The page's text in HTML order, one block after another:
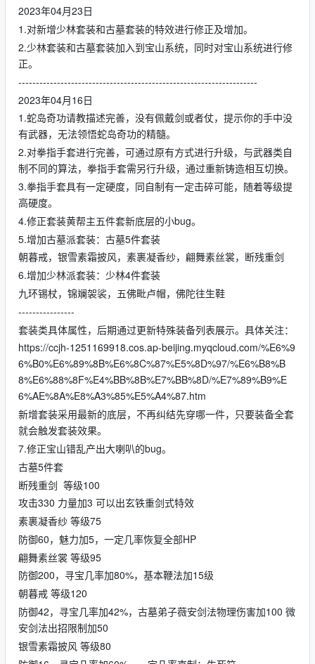
2023年04月23日
1.对新增少林套装和古墓套装的特效进行修正及增加。
2.少林套装和古墓套装加入到宝山系统，同时对宝山系统进行修
正。
--------------------------------------------------------------------
2023年04月16日
1.蛇岛奇功请教描述完善，没有佩戴剑或者仗，提示你的手中没
有武器，无法领悟蛇岛奇功的精髓。
2.对拳指手套进行完善，可通过原有方式进行升级，与武器类自
制不同的算法，拳指手套需另行升级，通过重新铸造相互切换。
3.拳指手套具有一定硬度，同自制有一定击碎可能，随着等级提
高硬度。
4.修正套装黄帮主五件套新底层的小bug。
5.增加古墓派套装：古墓5件套装
朝暮戒，银雪素霜披风，素裹凝香纱，翩舞素丝裳，断残重剑
6.增加少林派套装：少林4件套装
九环锡杖，锦斓袈裟，五佛毗卢帽，佛陀往生鞋
----------------
套装类具体属性，后期通过更新特殊装备列表展示。具体关注：
https://ccjh-1251169918.cos.ap-beijing.myqcloud.com/%E6%9
6%B0%E6%89%8B%E6%8C%87%E5%8D%97/%E6%B8%B
8%E6%88%8F%E4%BB%8B%E7%BB%8D/%E7%89%B9%E
6%AE%8A%E8%A3%85%E5%A4%87.htm
新增套装采用最新的底层，不再纠结先穿哪一件，只要装备全套
就会触发套装效果。
7.修正宝山错乱产出大喇叭的bug。
古墓5件套
断残重剑 等级100
攻击330 力量加3 可以出玄铁重剑式特效
素裹凝香纱 等级75
防御60，魅力加5，一定几率恢复全部HP
翩舞素丝裳 等级95
防御200，寻宝几率加80%，基本鞭法加15级
朝暮戒 等级120
防御42，寻宝几率加42%，古墓弟子薇安剑法物理伤害加100 微
安剑法出招限制加50
银雪素霜披风 等级80